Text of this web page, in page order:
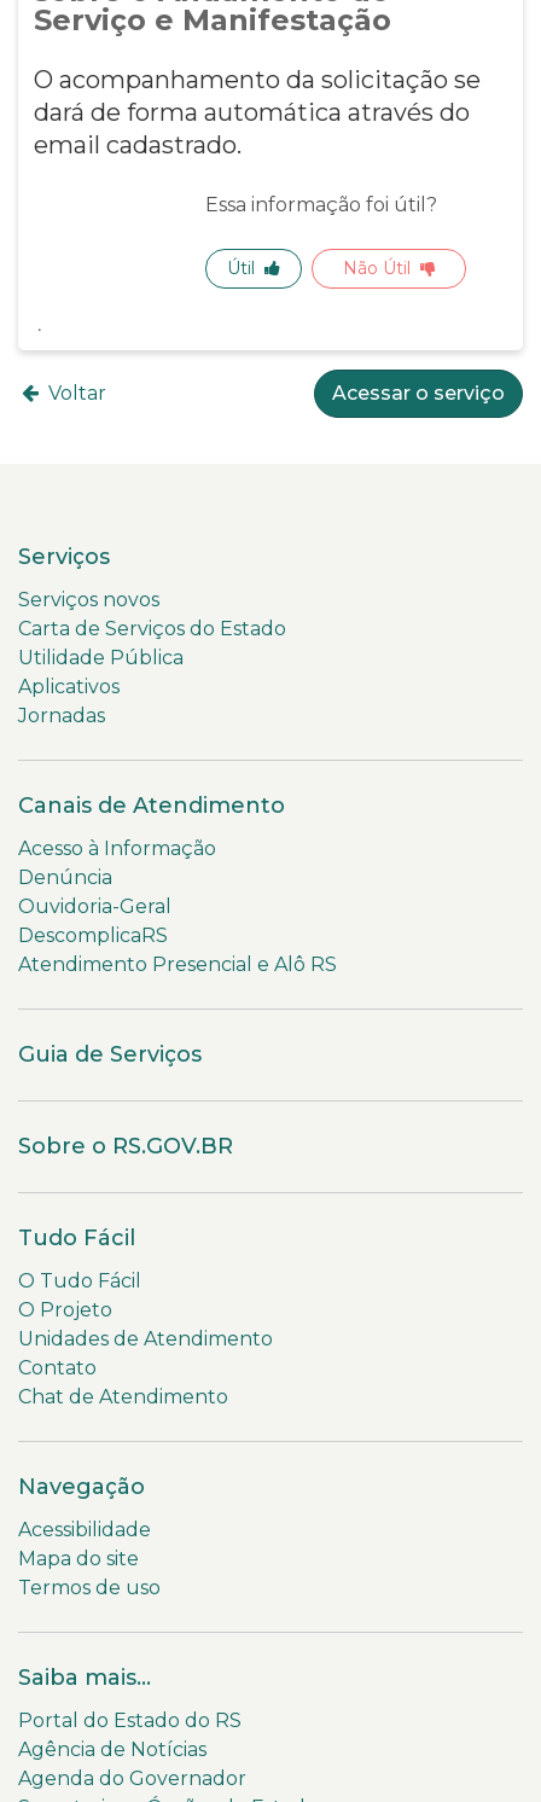
Serviço e Manifestação
O acompanhamento da solicitação se
dará de forma automática através do
email cadastrado.
Essa informação foi útil?
Útil Não Útil
Voltar Acessar o serviço
Serviços
Serviços novos
Carta de Serviços do Estado
Utilidade Pública
Aplicativos
Jornadas
Canais de Atendimento
Acesso à Informação
Denúncia
Ouvidoria-Geral
DescomplicaRS
Atendimento Presencial e Alô RS
Guia de Serviços
Sobre o RS.GOV.BR
Tudo Fácil
O Tudo Fácil
O Projeto
Unidades de Atendimento
Contato
Chat de Atendimento
Navegação
Acessibilidade
Mapa do site
Termos de uso
Saiba mais...
Portal do Estado do RS
Agência de Notícias
Agenda do Governador